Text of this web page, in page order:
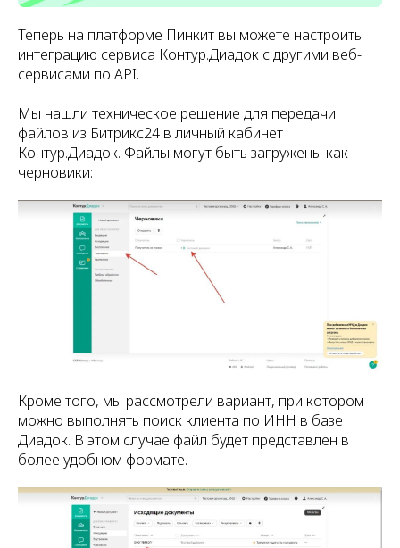
Теперь на платформе Пинкит вы можете настроить
интеграцию сервиса Контур.Диадок с другими веб-
сервисами по API.
Мы нашли техническое решение для передачи
файлов из Битрикс24 в личный кабинет
Контур.Диадок. Файлы могут быть загружены как
черновики:
Кроме того, мы рассмотрели вариант, при котором
можно выполнять поиск клиента по ИНН в базе
Диадок. В этом случае файл будет представлен в
более удобном формате.